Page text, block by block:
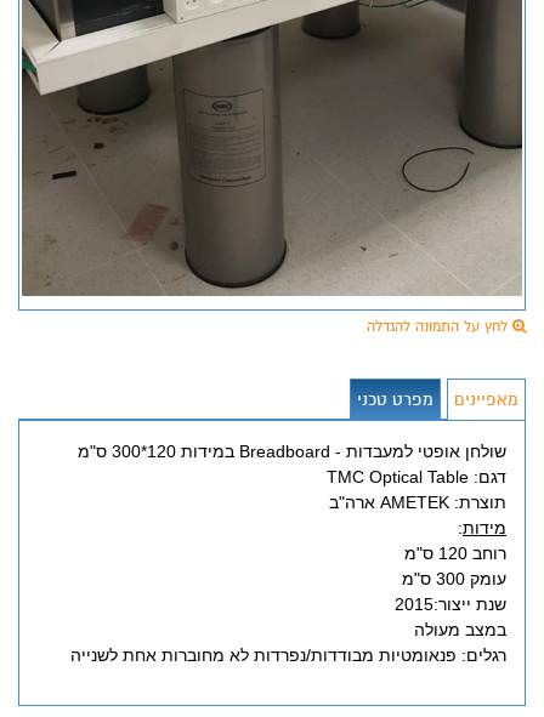
לחץ על התמונה להגדלה
מאפיינים מפרט טכני
שולחן אופטי למעבדות - Breadboard במידות 120*300 ס"מ
דגם: TMC Optical Table
תוצרת: AMETEK ארה"ב
מידות:
רוחב 120 ס"מ
עומק 300 ס"מ
שנת ייצור:2015
במצב מעולה
רגלים: פנאומטיות מבודדות/נפרדות לא מחוברות אחת לשנייה